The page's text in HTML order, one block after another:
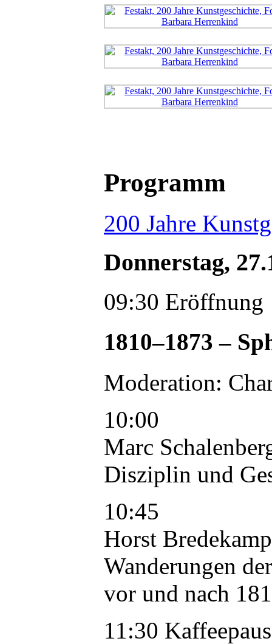
Programm
200 Jahre
Donnerstag,
09:30 Eröffnung
1810–1873 –
Moderation:
10:00
Marc
Disziplin und
10:45
Horst
Wanderungen
vor und nach
11:30